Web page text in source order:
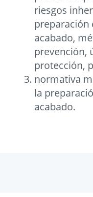
riesgos
preparación
acabado,
prevención,
protección,
normativa
la
acabado.